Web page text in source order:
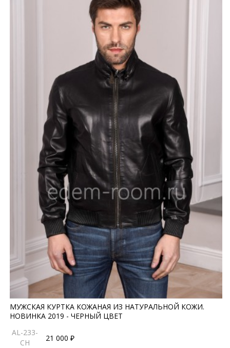
МУЖСКАЯ КУРТКА КОЖАНАЯ ИЗ НАТУРАЛЬНОЙ КОЖИ.
НОВИНКА 2019 - ЧЕРНЫЙ ЦВЕТ
AL-233-
CH
21 000 ₽